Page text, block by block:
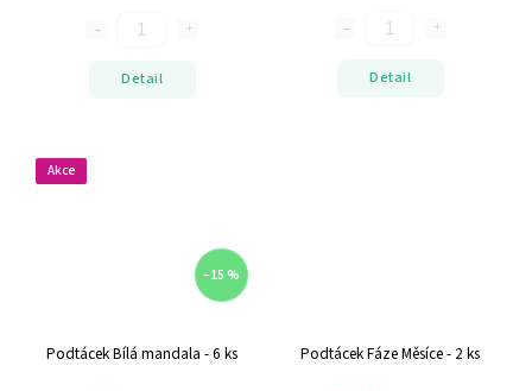
Detail Detail
Akce
–15 %
Podtácek Bílá mandala - 6 ks Podtácek Fáze Měsíce - 2 ks